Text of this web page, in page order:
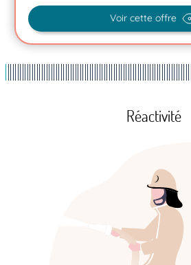
Voir cette offre
Réactivité